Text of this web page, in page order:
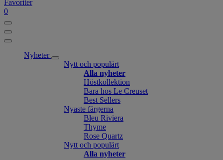
Favoriter
0
Nyheter
Nytt och populärt
Alla nyheter
Höstkollektion
Bara hos Le Creuset
Best Sellers
Nyaste färgerna
Bleu Riviera
Thyme
Rose Quartz
Nytt och populärt
Alla nyheter